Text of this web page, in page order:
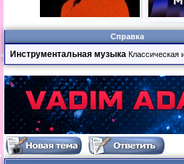
Справка
Инструментальная музыка Классическая